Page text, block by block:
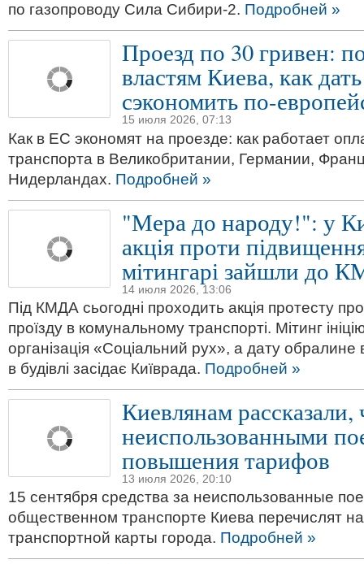
по газопроводу Сила Сибири-2. Подробней »
Проезд по 30 гривен:
властям Киева, как
сэкономить по-
15 июля 2026, 07:13
Как в ЕС экономят на проезде: как работает
транспорта в Великобритании, Германии,
Нидерландах. Подробней »
"Мера до народу!": у
акція проти
мітингарі зайшли до
14 июля 2026, 13:06
Під КМДА сьогодні проходить акція протесту
проїзду в комунальному транспорті. Мітинг
організація «Соціальний рух», а дату обралине
в будівлі засідає Київрада. Подробней »
Киевлянам рассказали,
неиспользованными
повышения тарифов
13 июля 2026, 20:10
15 сентября средства за неиспользованные
общественном транспорте Киева перечислят
транспортной карты города. Подробней »